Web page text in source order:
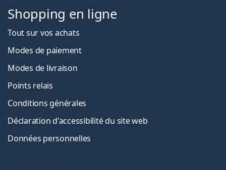
Shopping en ligne
Tout sur vos achats
Modes de paiement
Modes de livraison
Points relais
Conditions générales
Déclaration d'accessibilité du site web
Données personnelles